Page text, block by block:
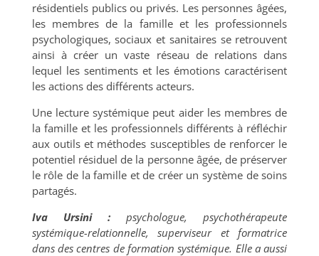
résidentiels publics ou privés. Les personnes âgées,
les membres de la famille et les professionnels
psychologiques, sociaux et sanitaires se retrouvent
ainsi à créer un vaste réseau de relations dans
lequel les sentiments et les émotions caractérisent
les actions des différents acteurs.
Une lecture systémique peut aider les membres de
la famille et les professionnels différents à réfléchir
aux outils et méthodes susceptibles de renforcer le
potentiel résiduel de la personne âgée, de préserver
le rôle de la famille et de créer un système de soins
partagés.
Iva Ursini : psychologue, psychothérapeute
systémique-relationnelle, superviseur et formatrice
dans des centres de formation systémique. Elle a aussi